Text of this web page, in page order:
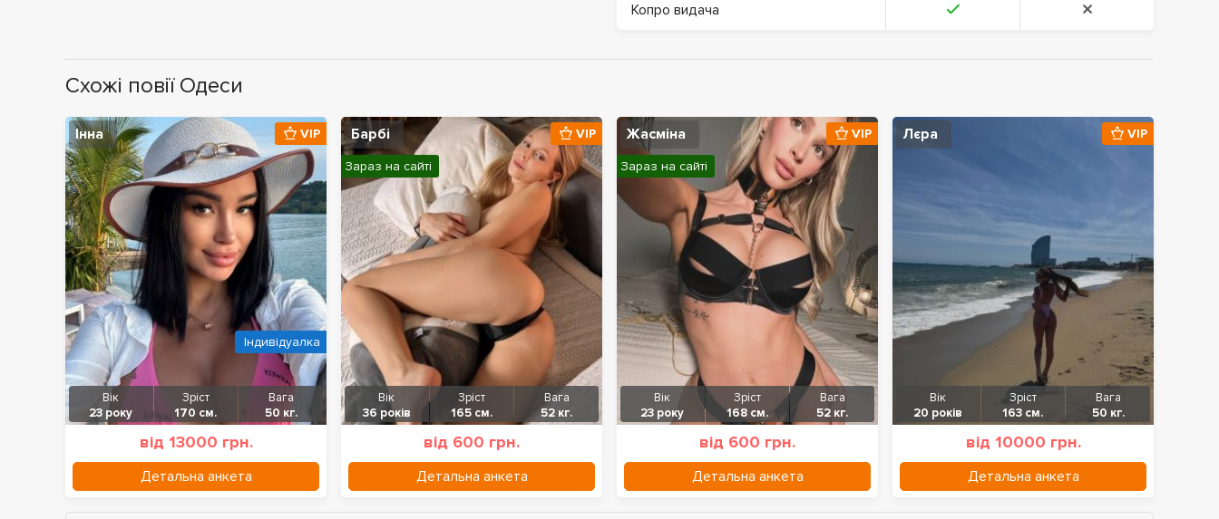
Копро видача
Схожі повії Одеси
Інна
Вік
23 року
Зріст
170 см.
Вага
50 кг.
від 13000 грн.
Детальна анкета
VIP
Індивідуалка
Барбі
Вік
36 років
Зріст
165 см.
Вага
52 кг.
від 600 грн.
Детальна анкета
VIP
Зараз на сайті
Жасміна
Вік
23 року
Зріст
168 см.
Вага
52 кг.
від 600 грн.
Детальна анкета
VIP
Зараз на сайті
Лєра
Вік
20 років
Зріст
163 см.
Вага
50 кг.
від 10000 грн.
Детальна анкета
VIP